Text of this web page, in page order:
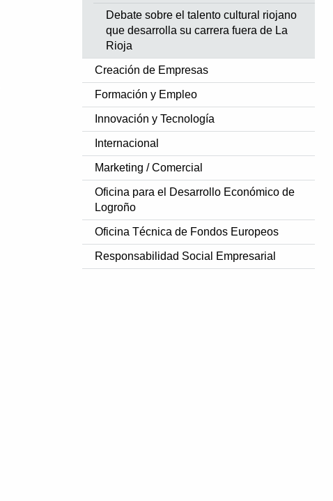
Debate sobre el talento cultural riojano
que desarrolla su carrera fuera de La
Rioja
Creación de Empresas
Formación y Empleo
Innovación y Tecnología
Internacional
Marketing / Comercial
Oficina para el Desarrollo Económico de
Logroño
Oficina Técnica de Fondos Europeos
Responsabilidad Social Empresarial